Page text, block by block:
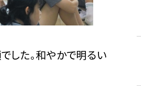
した。和やかで明るい